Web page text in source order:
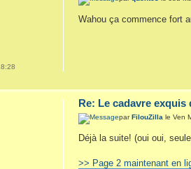
Wahou ça commence fort
Re: Le cadavre exquis
parFilouZilla le Ven
Déjà la suite! (oui oui,
>> Page 2 maintenant en